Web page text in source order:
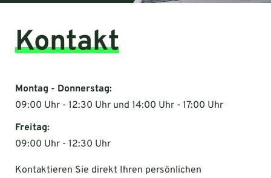
Kontakt
Montag - Donnerstag:
09:00 Uhr - 12:30 Uhr und 14:00 Uhr - 17:00 Uhr
Freitag:
09:00 Uhr - 12:30 Uhr
Kontaktieren Sie direkt Ihren persönlichen